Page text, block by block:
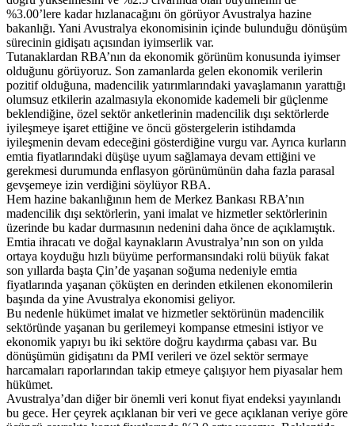
%3.00’lere kadar hızlanacağını ön görüyor Avustralya hazine
bakanlığı. Yani Avustralya ekonomisinin içinde bulunduğu dönüşüm
sürecinin gidişatı açısından iyimserlik var.
Tutanaklardan RBA’nın da ekonomik görünüm konusunda iyimser
olduğunu görüyoruz. Son zamanlarda gelen ekonomik verilerin
pozitif olduğuna, madencilik yatırımlarındaki yavaşlamanın yarattığı
olumsuz etkilerin azalmasıyla ekonomide kademeli bir güçlenme
beklendiğine, özel sektör anketlerinin madencilik dışı sektörlerde
iyileşmeye işaret ettiğine ve öncü göstergelerin istihdamda
iyileşmenin devam edeceğini gösterdiğine vurgu var. Ayrıca kurların
emtia fiyatlarındaki düşüşe uyum sağlamaya devam ettiğini ve
gerekmesi durumunda enflasyon görünümünün daha fazla parasal
gevşemeye izin verdiğini söylüyor RBA.
Hem hazine bakanlığının hem de Merkez Bankası RBA’nın
madencilik dışı sektörlerin, yani imalat ve hizmetler sektörlerinin
üzerinde bu kadar durmasının nedenini daha önce de açıklamıştık.
Emtia ihracatı ve doğal kaynakların Avustralya’nın son on yılda
ortaya koyduğu hızlı büyüme performansındaki rolü büyük fakat
son yıllarda başta Çin’de yaşanan soğuma nedeniyle emtia
fiyatlarında yaşanan çöküşten en derinden etkilenen ekonomilerin
başında da yine Avustralya ekonomisi geliyor.
Bu nedenle hükümet imalat ve hizmetler sektörünün madencilik
sektöründe yaşanan bu gerilemeyi kompanse etmesini istiyor ve
ekonomik yapıyı bu iki sektöre doğru kaydırma çabası var. Bu
dönüşümün gidişatını da PMI verileri ve özel sektör sermaye
harcamaları raporlarından takip etmeye çalışıyor hem piyasalar hem
hükümet.
Avustralya’dan diğer bir önemli veri konut fiyat endeksi yayınlandı
bu gece. Her çeyrek açıklanan bir veri ve gece açıklanan veriye göre